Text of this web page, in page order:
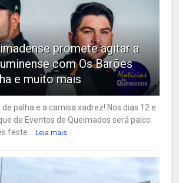
promete agitar a
com Os Barões
e muito mais
palha e a camisa xadrez! Nos dias 12 e
de Eventos de Queimados será palco
feste...
Leia mais